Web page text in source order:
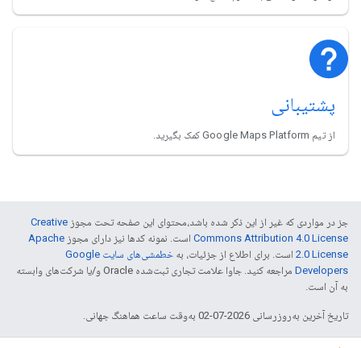
پشتیبانی
از تیم Google Maps Platform کمک بگیرید.
جز در مواردی که غیر از این ذکر شده باشد،‌محتوای این صفحه تحت مجوز Creative
Commons Attribution 4.0 License است. نمونه کدها نیز دارای مجوز Apache
2.0 License است. برای اطلاع از جزئیات، به
خطمشی‌های سایت Google
Developers‏
مراجعه کنید. جاوا علامت تجاری ثبت‌شده Oracle و/یا شرکت‌های وابسته
به آن است.
تاریخ آخرین به‌روزرسانی 2026-07-02 به‌وقت ساعت هماهنگ جهانی.